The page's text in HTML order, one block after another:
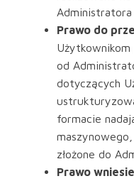
Administratora
Prawo do
Użytkownikom
od
dotyczących
formacie
złożone do
Prawo